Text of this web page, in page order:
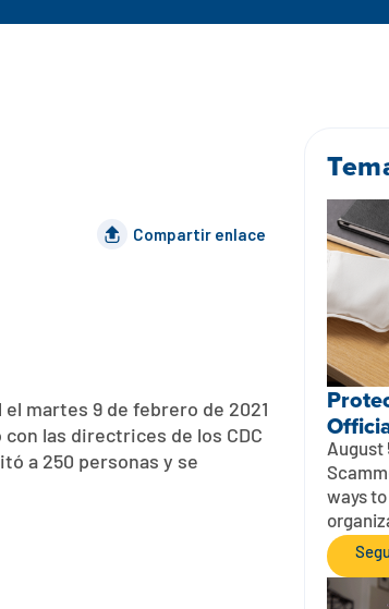
Compartir enlace
martes 9 de febrero de 2021
las directrices de los CDC
a 250 personas y se
August
ways